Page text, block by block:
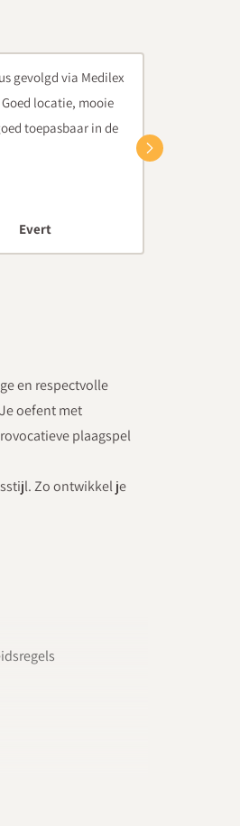
van Jan Ruigrok is
cursus die aan te
cursus is leerzaam en
en respectvolle
oefent met
plaagspel
Zo ontwikkel je